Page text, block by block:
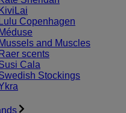
KiviLai
Lulu Copenhagen
Méduse
Mussels and Muscles
Raer scents
Cala
Stockings